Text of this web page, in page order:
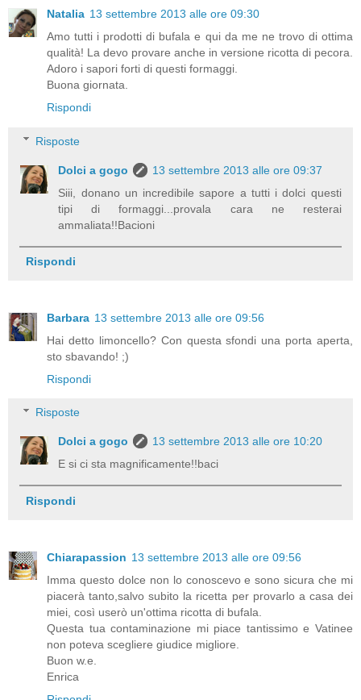
Natalia 13 settembre 2013 alle ore 09:30
Amo tutti i prodotti di bufala e qui da me ne trovo di ottima
qualità! La devo provare anche in versione ricotta di pecora.
Adoro i sapori forti di questi formaggi.
Buona giornata.
Rispondi
Risposte
Dolci a gogo
13 settembre 2013 alle ore 09:37
Siii, donano un incredibile sapore a tutti i dolci questi
tipi di formaggi...provala cara ne resterai
ammaliata!!Bacioni
Rispondi
Barbara 13 settembre 2013 alle ore 09:56
Hai detto limoncello? Con questa sfondi una porta aperta,
sto sbavando! ;)
Rispondi
Risposte
Dolci a gogo
13 settembre 2013 alle ore 10:20
E si ci sta magnificamente!!baci
Rispondi
Chiarapassion 13 settembre 2013 alle ore 09:56
Imma questo dolce non lo conoscevo e sono sicura che mi
piacerà tanto,salvo subito la ricetta per provarlo a casa dei
miei, così userò un'ottima ricotta di bufala.
Questa tua contaminazione mi piace tantissimo e Vatinee
non poteva scegliere giudice migliore.
Buon w.e.
Enrica